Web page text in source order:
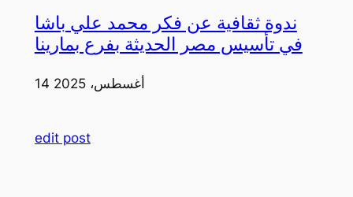
ندوة ثقافية عن فكر محمد علي باشا
في تأسيس مصر الحديثة بفرع بمارينا
14 أغسطس، 2025
edit post